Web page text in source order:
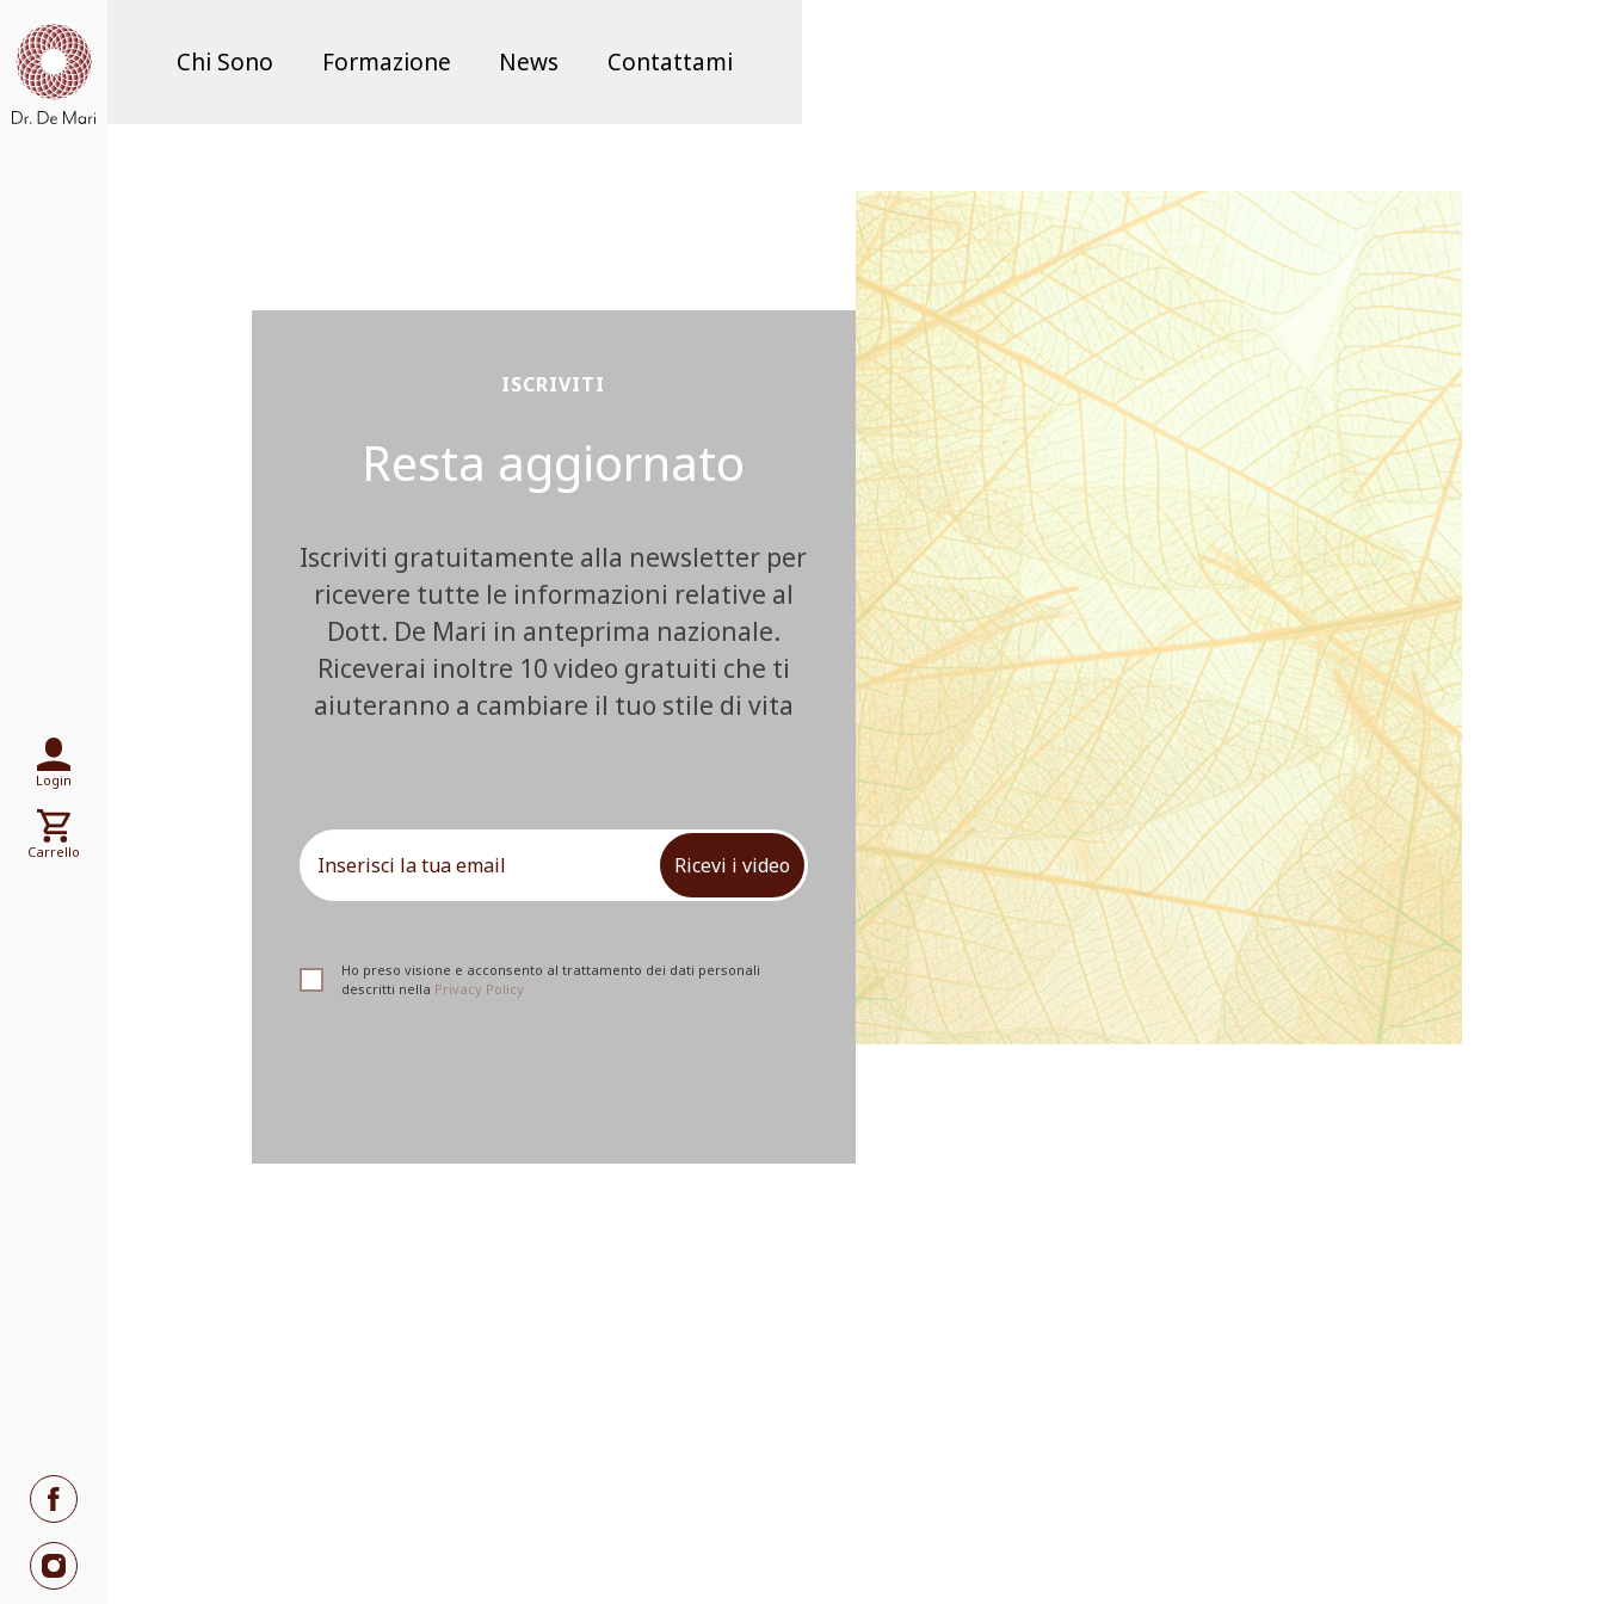
Chi Sono Formazione News Contattami
Login
Carrello
ISCRIVITI
Resta aggiornato
Iscriviti gratuitamente alla newsletter per
ricevere tutte le informazioni relative al
Dott. De Mari in anteprima nazionale.
Riceverai inoltre 10 video gratuiti che ti
aiuteranno a cambiare il tuo stile di vita
Ricevi i video
Ho preso visione e acconsento al trattamento dei dati personali
descritti nella Privacy Policy